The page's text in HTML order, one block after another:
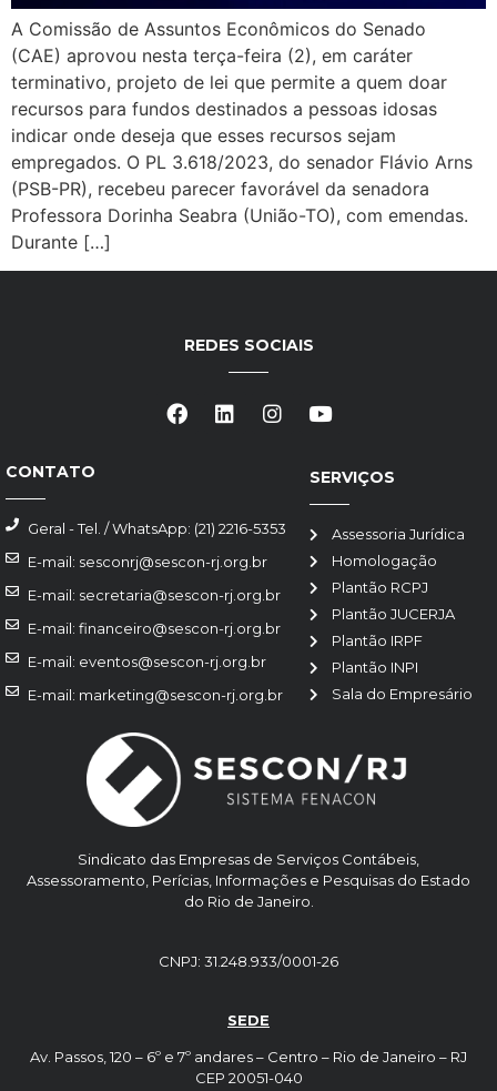
A Comissão de Assuntos Econômicos do Senado
(CAE) aprovou nesta terça-feira (2), em caráter
terminativo, projeto de lei que permite a quem doar
recursos para fundos destinados a pessoas idosas
indicar onde deseja que esses recursos sejam
empregados. O PL 3.618/2023, do senador Flávio Arns
(PSB-PR), recebeu parecer favorável da senadora
Professora Dorinha Seabra (União-TO), com emendas.
Durante […]
Sindicato das Empresas de Serviços Contábeis,
Assessoramento, Perícias, Informações e Pesquisas do Estado
do Rio de Janeiro.
CNPJ: 31.248.933/0001-26
SEDE
Av. Passos, 120 – 6º e 7º andares – Centro – Rio de Janeiro – RJ
CEP 20051-040
SERVIÇOS
Assessoria Jurídica
Homologação
Plantão RCPJ
Plantão JUCERJA
Plantão IRPF
Plantão INPI
Sala do Empresário
CONTATO
Geral - Tel. / WhatsApp: (21) 2216-5353
E-mail: sesconrj@sescon-rj.org.br
E-mail: secretaria@sescon-rj.org.br
E-mail: financeiro@sescon-rj.org.br
E-mail: eventos@sescon-rj.org.br
E-mail: marketing@sescon-rj.org.br
REDES SOCIAIS